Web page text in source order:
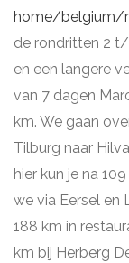
home/belgium/
de rondritten 2 t/
en een langere
van 7 dagen
km. We gaan
Tilburg naar
hier kun je na
we via Eersel en
188 km in
km bij Herberg